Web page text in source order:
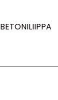
BETONILIIPPA